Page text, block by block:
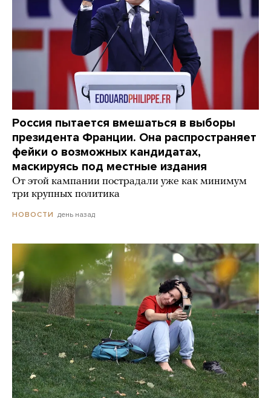
Россия пытается вмешаться в выборы
президента Франции. Она распространяет
фейки о возможных кандидатах,
маскируясь под местные издания
От этой кампании пострадали уже как минимум
три крупных политика
НОВОСТИ день назад